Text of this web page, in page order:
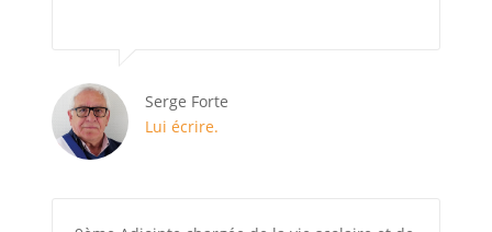
Serge Forte
Lui écrire.